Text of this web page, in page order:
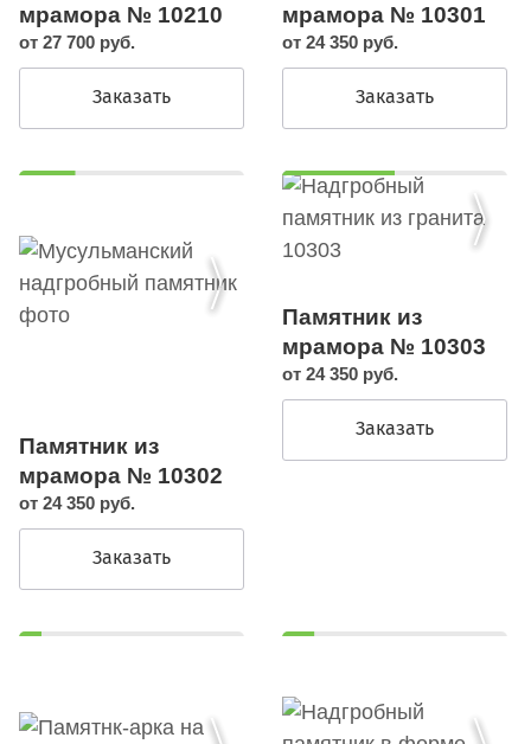
мрамора № 10210
от 27 700 руб.
Заказать
мрамора № 10301
от 24 350 руб.
Заказать
Памятник из
мрамора № 10302
от 24 350 руб.
Заказать
Памятник из
мрамора № 10303
от 24 350 руб.
Заказать